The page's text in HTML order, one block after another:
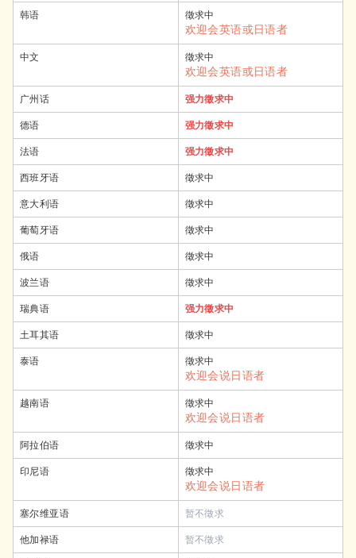
韩语 徵求中
欢迎会英语或日语者
中文 徵求中
欢迎会英语或日语者
广州话 强力徵求中
德语 强力徵求中
法语 强力徵求中
西班牙语 徵求中
意大利语 徵求中
葡萄牙语 徵求中
俄语 徵求中
波兰语 徵求中
瑞典语 强力徵求中
土耳其语 徵求中
泰语 徵求中
欢迎会说日语者
越南语 徵求中
欢迎会说日语者
阿拉伯语 徵求中
印尼语 徵求中
欢迎会说日语者
塞尔维亚语 暂不徵求
他加禄语 暂不徵求